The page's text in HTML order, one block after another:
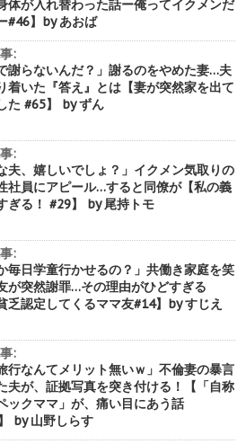
体が入れ替わった話ー俺ってイクメンだ
#46】by あおば
:
謝らないんだ？」謝るのをやめた妻…夫
着いた『答え』とは【妻が突然家を出て
た #65】 by ずん
:
夫、嬉しいでしょ？」イクメン気取りの
社員にアピール…すると同僚が【私の義
ぎる！ #29】 by 尾持トモ
:
毎日学童行かせるの？」共働き家庭を笑
が突然謝罪…その理由がひどすぎる
乏認定してくるママ友#14】by すじえ
:
行なんてメリット無いｗ」不倫妻の暴言
夫が、証拠写真を突き付ける！【「自称
ックママ」が、痛い目にあう話
by 山野しらす